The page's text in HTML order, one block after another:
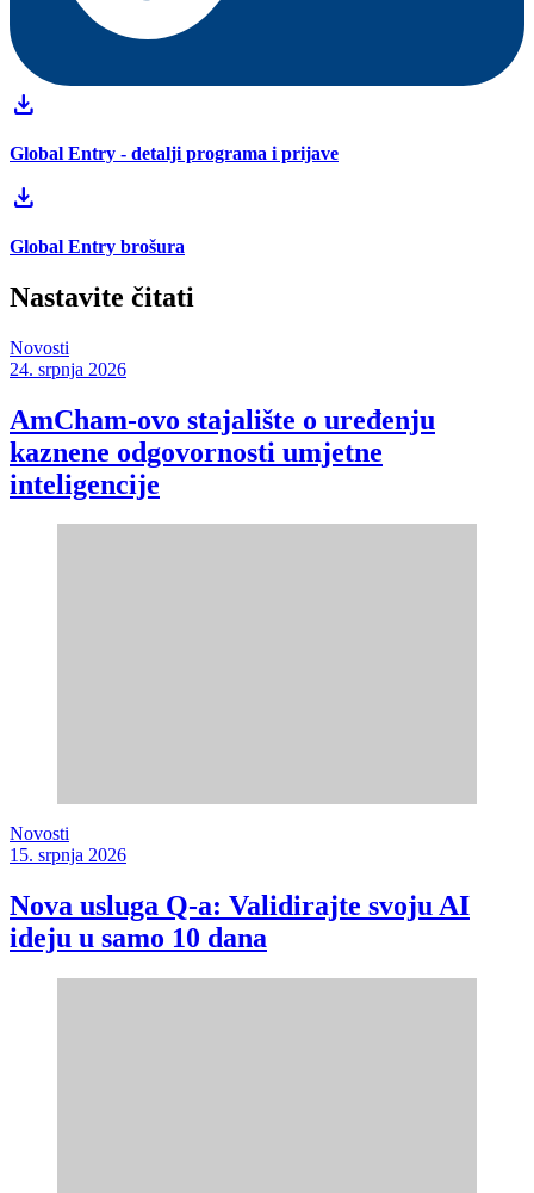
download
Global Entry - detalji programa i prijave
download
Global Entry brošura
Nastavite čitati
Novosti
24. srpnja 2026
AmCham-ovo stajalište o uređenju
kaznene odgovornosti umjetne
inteligencije
Novosti
15. srpnja 2026
Nova usluga Q-a: Validirajte svoju AI
ideju u samo 10 dana